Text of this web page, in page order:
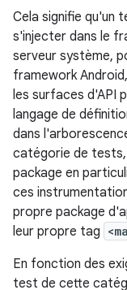
Cela signifie qu'un
s'injecter dans le
serveur système,
framework
les surfaces d'API
langage de
dans
catégorie de tests,
package en
ces
propre package
leur propre tag
En fonction des
test de cette